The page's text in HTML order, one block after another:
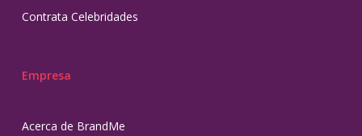
Contrata Celebridades
Empresa
Acerca de BrandMe